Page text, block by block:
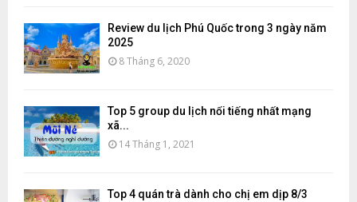
Review du lịch Phú Quốc trong 3 ngày năm
2025
8 Tháng 6, 2020
Top 5 group du lịch nổi tiếng nhất mạng
xã...
14 Tháng 1, 2021
Top 4 quán trà dành cho chị em dịp 8/3